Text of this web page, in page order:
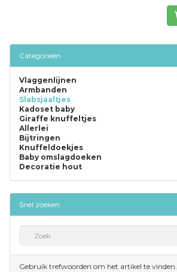
Categorieën
Vlaggenlijnen
Armbanden
Slabsjaaltjes
Kadoset baby
Giraffe knuffeltjes
Allerlei
Bijtringen
Knuffeldoekjes
Baby omslagdoeken
Decoratie hout
Snel zoeken
Gebruik trefwoorden om het artikel te vinden.